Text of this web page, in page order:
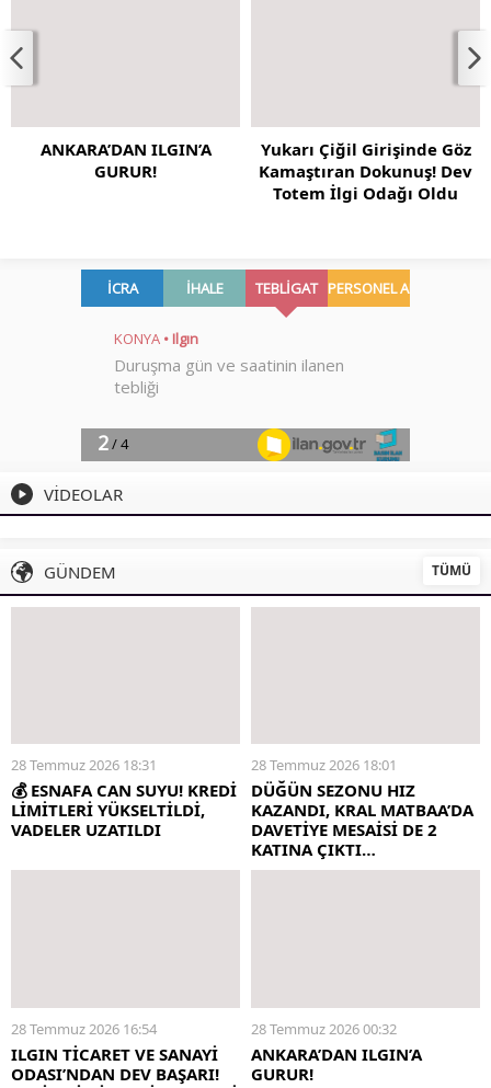
ANKARA’DAN ILGIN’A
GURUR!
Yukarı Çiğil Girişinde Göz
Kamaştıran Dokunuş! Dev
Totem İlgi Odağı Oldu
VİDEOLAR
GÜNDEM TÜMÜ
28 Temmuz 2026 18:31
💰 ESNAFA CAN SUYU! KREDİ
LİMİTLERİ YÜKSELTİLDİ,
VADELER UZATILDI
28 Temmuz 2026 18:01
DÜĞÜN SEZONU HIZ
KAZANDI, KRAL MATBAA’DA
DAVETİYE MESAİSİ DE 2
KATINA ÇIKTI…
28 Temmuz 2026 16:54
ILGIN TİCARET VE SANAYİ
ODASI’NDAN DEV BAŞARI!
28 Temmuz 2026 00:32
ANKARA’DAN ILGIN’A
GURUR!